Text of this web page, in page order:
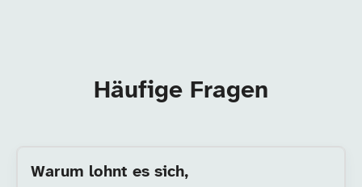
Häufige Fragen
Warum lohnt es sich,